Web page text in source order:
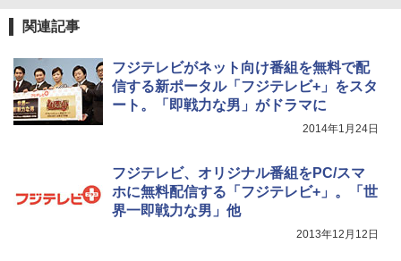
関連記事
フジテレビがネット向け番組を無料で配
信する新ポータル「フジテレビ+」をスタ
ート。「即戦力な男」がドラマに
2014年1月24日
フジテレビ、オリジナル番組をPC/スマ
ホに無料配信する「フジテレビ+」。「世
界一即戦力な男」他
2013年12月12日